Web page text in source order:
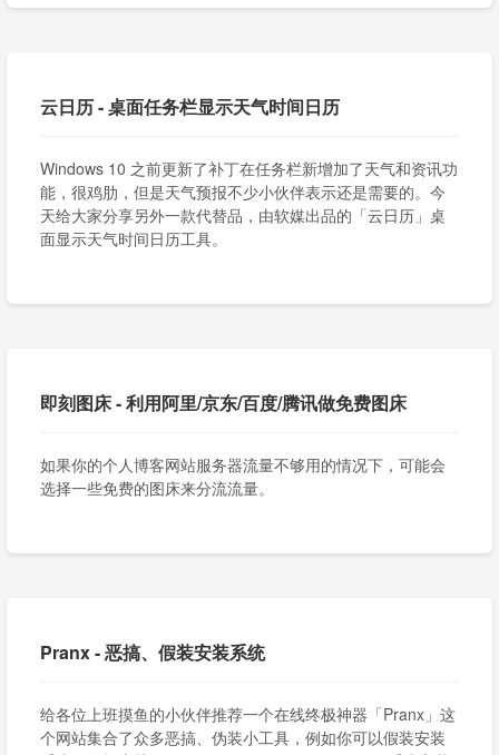
云日历 - 桌面任务栏显示天气时间日历
Windows 10 之前更新了补丁在任务栏新增加了天气和资讯功
能，很鸡肋，但是天气预报不少小伙伴表示还是需要的。今
天给大家分享另外一款代替品，由软媒出品的「云日历」桌
面显示天气时间日历工具。
即刻图床 - 利用阿里/京东/百度/腾讯做免费图床
如果你的个人博客网站服务器流量不够用的情况下，可能会
选择一些免费的图床来分流流量。
Pranx - 恶搞、假装安装系统
给各位上班摸鱼的小伙伴推荐一个在线终极神器「Pranx」这
个网站集合了众多恶搞、伪装小工具，例如你可以假装安装